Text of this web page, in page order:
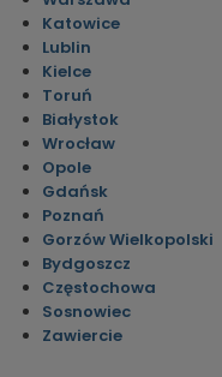
Katowice
Lublin
Kielce
Toruń
Białystok
Wrocław
Opole
Gdańsk
Poznań
Gorzów Wielkopolski
Bydgoszcz
Częstochowa
Sosnowiec
Zawiercie